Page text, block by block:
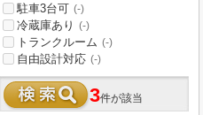
駐車3台可 (-)
冷蔵庫あり (-)
トランクルーム (-)
自由設計対応 (-)
3件が該当